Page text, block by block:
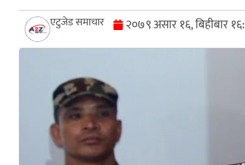
एटुजेड समाचार २०७९ असार १६, बिहीबार